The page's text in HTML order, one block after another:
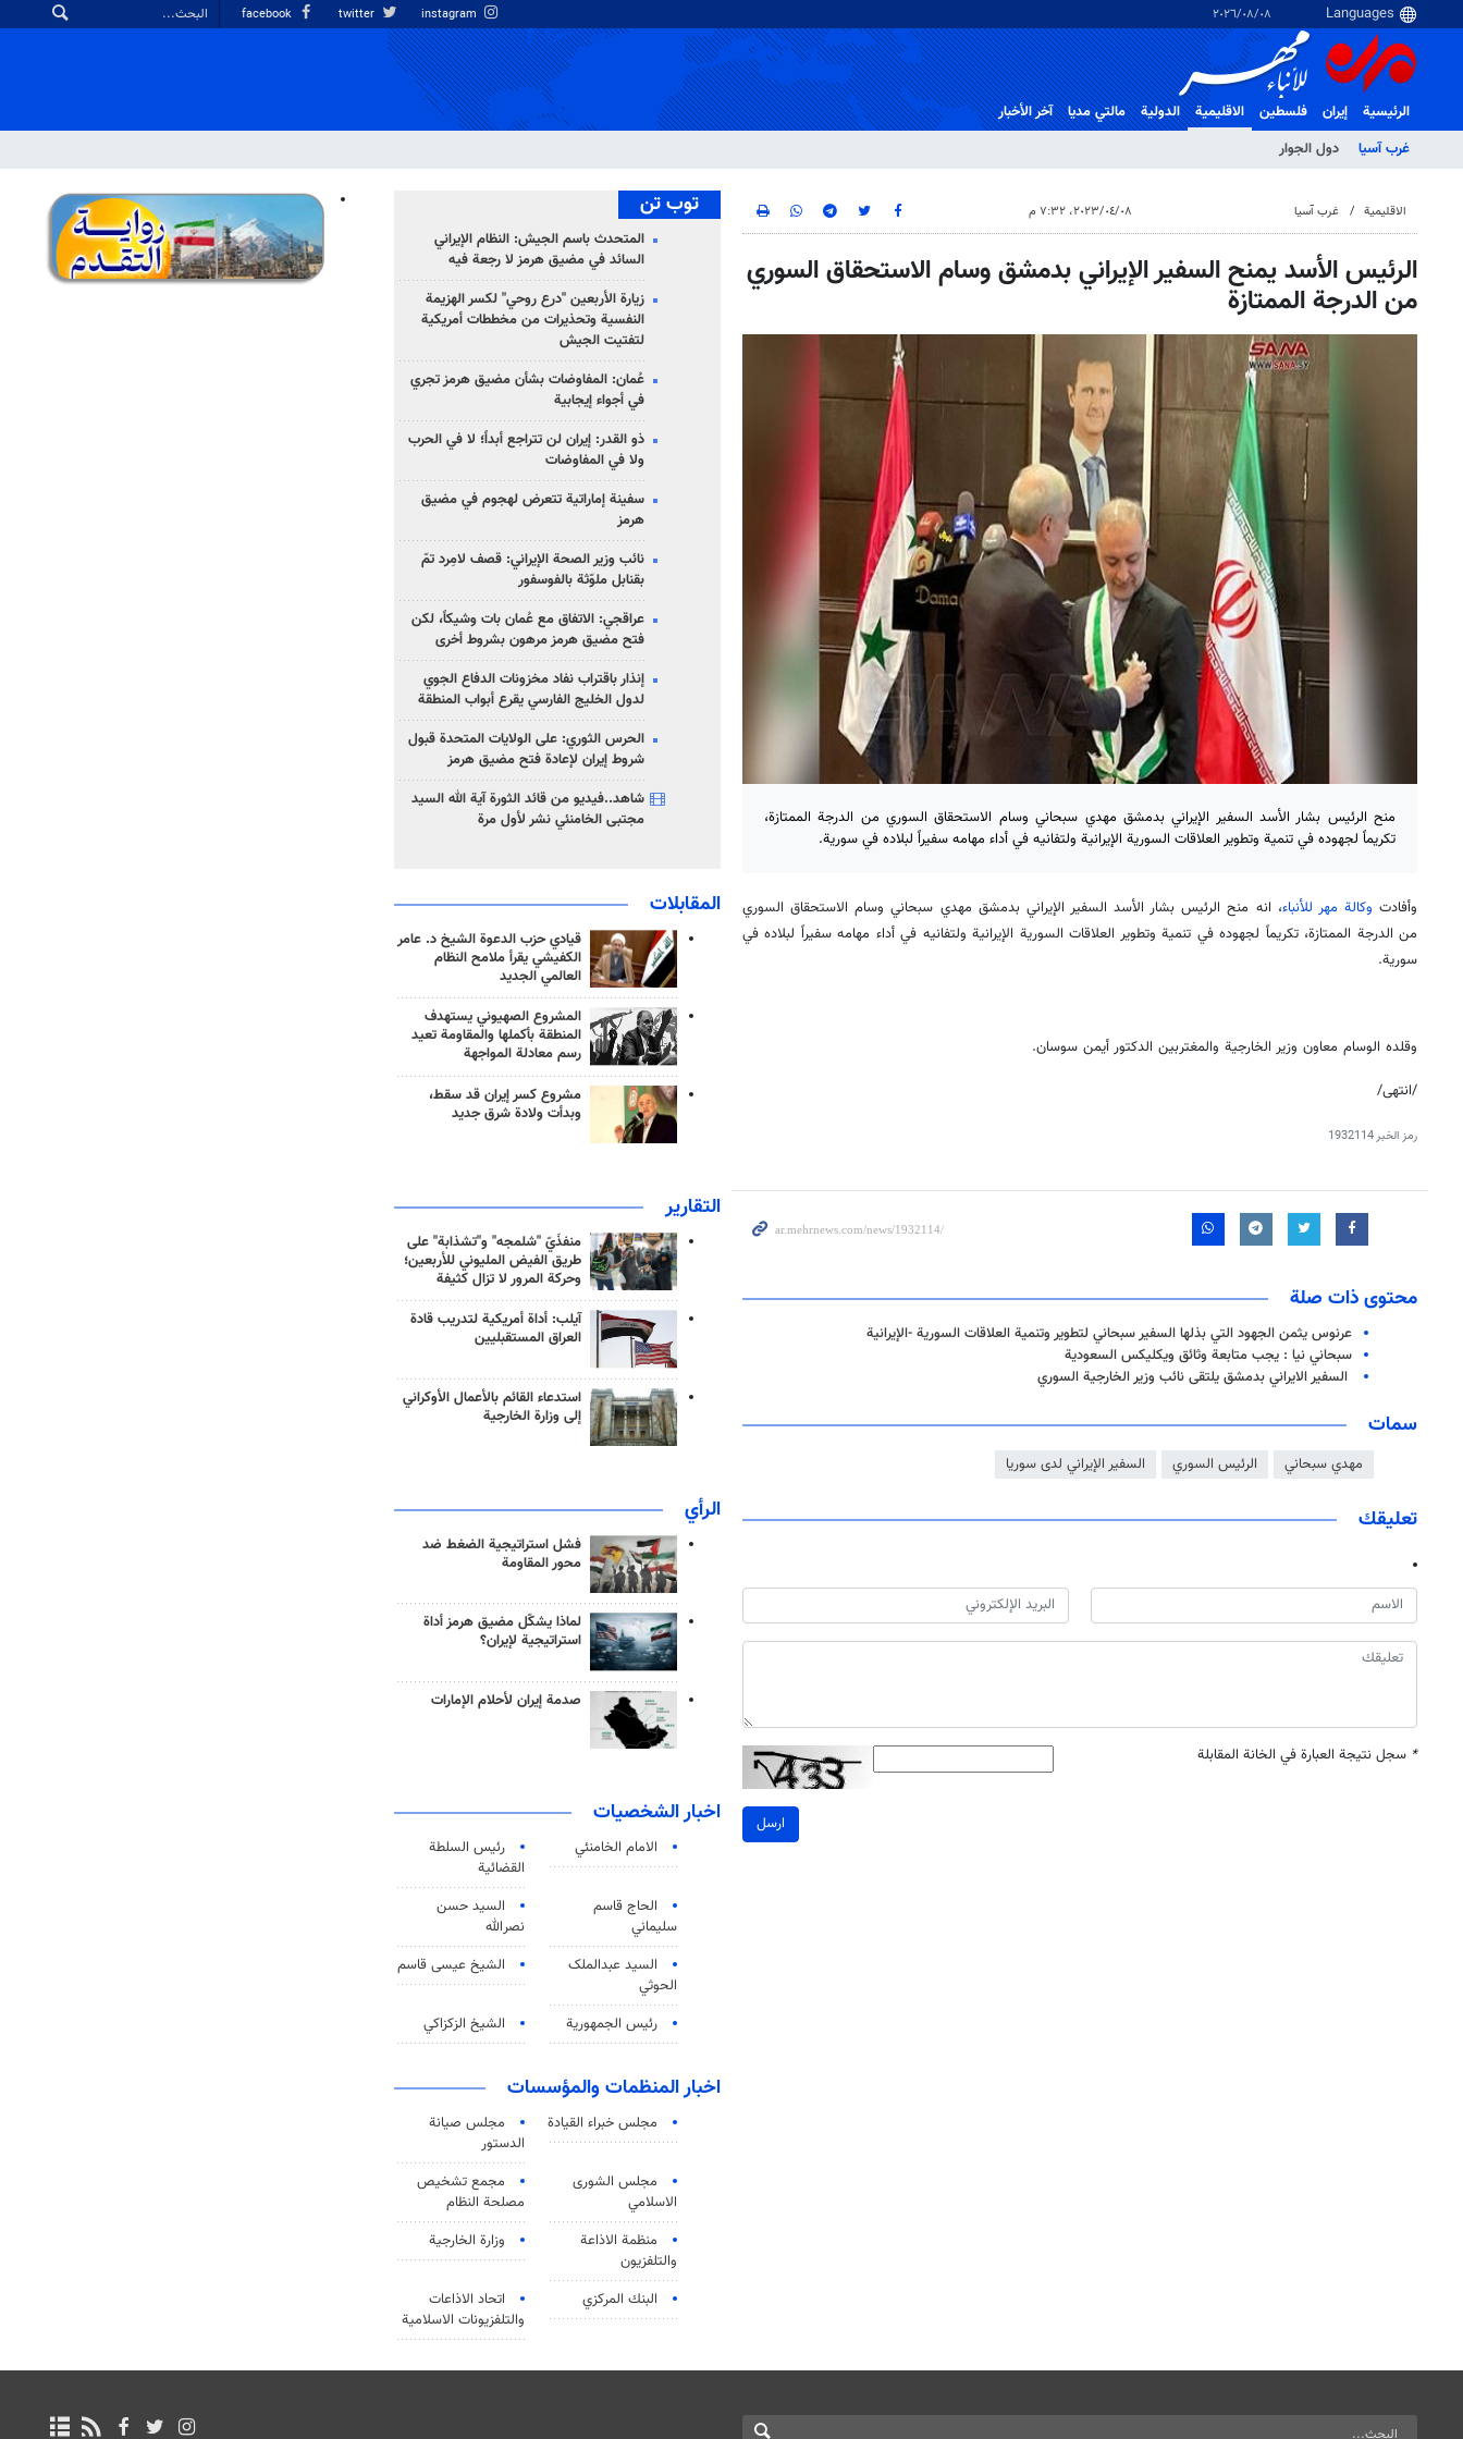
٠٨‏/٠٨‏/٢٠٢٦
الرئيسية إيران فلسطین
الاقلیمیة
غرب آسیا
دول الجوار
الدولية مالتي مدیا آخر الأخبار
الاقلیمیة غرب آسیا ٠٨‏/٠٤‏/٢٠٢٣، ٧:٣٢ م
الرئيس الأسد يمنح السفير الإيراني بدمشق وسام الاستحقاق السوري
من الدرجة الممتازة
منح الرئيس بشار الأسد السفير الإيراني بدمشق مهدي سبحاني وسام الاستحقاق السوري من الدرجة الممتازة،
تكريماً لجهوده في تنمية وتطوير العلاقات السورية الإيرانية ولتفانيه في أداء مهامه سفيراً لبلاده في سورية.
وأفادت وكالة مهر للأنباء، انه منح الرئيس بشار الأسد السفير الإيراني بدمشق مهدي سبحاني وسام الاستحقاق السوري
من الدرجة الممتازة، تكريماً لجهوده في تنمية وتطوير العلاقات السورية الإيرانية ولتفانيه في أداء مهامه سفيراً لبلاده في
سورية.
وقلده الوسام معاون وزير الخارجية والمغتربين الدكتور أيمن سوسان.
/انتهى/
رمز الخبر1932114
محتوى ذات صلة
عرنوس يثمن الجهود التي بذلها السفير سبحاني لتطوير وتنمية العلاقات السورية -الإيرانية
سبحاني نيا : يجب متابعة وثائق ويكليكس السعودية
السفیر الایراني بدمشق یلتقی نائب وزير الخارجية السوري
سمات
مهدي سبحاني الرئيس السوري السفير الإيراني لدى سوريا
تعليقك
* سجل نتيجة العبارة في الخانة المقابلة
ارسل
توب تن
المتحدث باسم الجيش: النظام الإيراني
السائد في مضيق هرمز لا رجعة فيه
زيارة الأربعين "درع روحي" لكسر الهزيمة
النفسية وتحذيرات من مخططات أمريكية
لتفتيت الجيش
عُمان: المفاوضات بشأن مضيق هرمز تجري
في أجواء إيجابية
ذو القدر: إيران لن تتراجع أبداً؛ لا في الحرب
ولا في المفاوضات
سفينة إماراتية تتعرض لهجوم في مضيق
هرمز
نائب وزير الصحة الإيراني: قصف لامِرد تمّ
بقنابل ملوّثة بالفوسفور
عراقجي: الاتفاق مع عُمان بات وشيكاً، لكن
فتح مضيق هرمز مرهون بشروط أخرى
إنذار باقتراب نفاد مخزونات الدفاع الجوي
لدول الخليج الفارسي يقرع أبواب المنطقة
الحرس الثوري: على الولايات المتحدة قبول
شروط إيران لإعادة فتح مضيق هرمز
شاهد..فيديو من قائد الثورة آية الله السيد
مجتبى الخامنئي نشر لأول مرة
المقابلات
قيادي حزب الدعوة الشيخ د. عامر
الكفيشي يقرأ ملامح النظام
العالمي الجديد
المشروع الصهيوني يستهدف
المنطقة بأكملها والمقاومة تعيد
رسم معادلة المواجهة
مشروع كسر إيران قد سقط،
وبدأت ولادة شرق جديد
التقارير
منفذَيّ "شلمجه" و"تشذابة" على
طريق الفيض المليوني للأربعين؛
وحركة المرور لا تزال كثيفة
آيلب: أداة أمريكية لتدريب قادة
العراق المستقبليين
استدعاء القائم بالأعمال الأوكراني
إلى وزارة الخارجية
الرأي
فشل استراتيجية الضغط ضد
محور المقاومة
لماذا يشكّل مضيق هرمز أداة
استراتيجية لإيران؟
صدمة إيران لأحلام الإمارات
اخبار الشخصيات
الامام الخامنئي
رئیس السلطة
القضائیة
الحاج قاسم
سليماني
السيد حسن
نصرالله
السید عبدالملک
الحوثي
الشيخ عيسى قاسم
رئيس الجمهورية الشيخ الزكزاكي
اخبار المنظمات والمؤسسات
مجلس خبراء القيادة
مجلس صيانة
الدستور
مجلس الشورى
الاسلامي
مجمع تشخيص
مصلحة النظام
منظمة الاذاعة
والتلفزیون
وزارة الخارجية
البنك المركزي
اتحاد الاذاعات
والتلفزيونات الاسلامية